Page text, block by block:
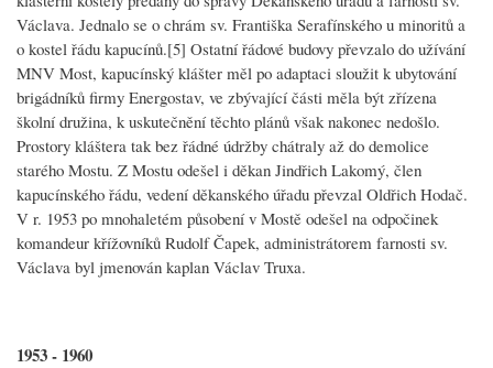
Václava. Jednalo se o chrám sv. Františka Serafínského u minoritů a
o kostel řádu kapucínů.[5] Ostatní řádové budovy převzalo do užívání
MNV Most, kapucínský klášter měl po adaptaci sloužit k ubytování
brigádníků firmy Energostav, ve zbývající části měla být zřízena
školní družina, k uskutečnění těchto plánů však nakonec nedošlo.
Prostory kláštera tak bez řádné údržby chátraly až do demolice
starého Mostu. Z Mostu odešel i děkan Jindřich Lakomý, člen
kapucínského řádu, vedení děkanského úřadu převzal Oldřich Hodač.
V r. 1953 po mnohaletém působení v Mostě odešel na odpočinek
komandeur křížovníků Rudolf Čapek, administrátorem farnosti sv.
Václava byl jmenován kaplan Václav Truxa.
1953 - 1960